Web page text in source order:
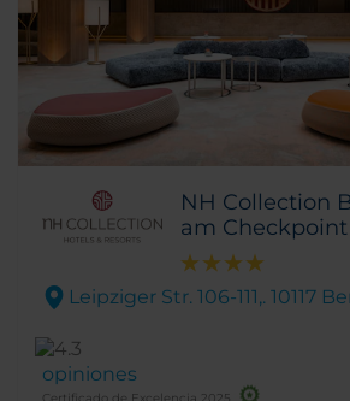
NH Collection
am
Leipziger Str. 106-111,. 10117
opiniones
Certificado de Excelencia 2025